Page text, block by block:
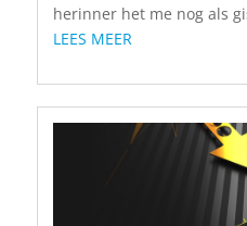
herinner het me nog als
LEES MEER